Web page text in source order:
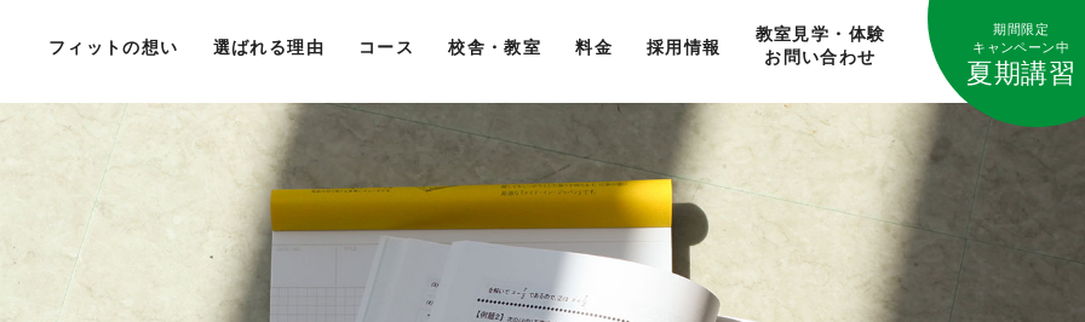
期間限定
キャンペーン中
夏期講習
フィットの想い 選ばれる理由 コース 校舎・教室 料金 採用情報
教室見学・体験
お問い合わせ